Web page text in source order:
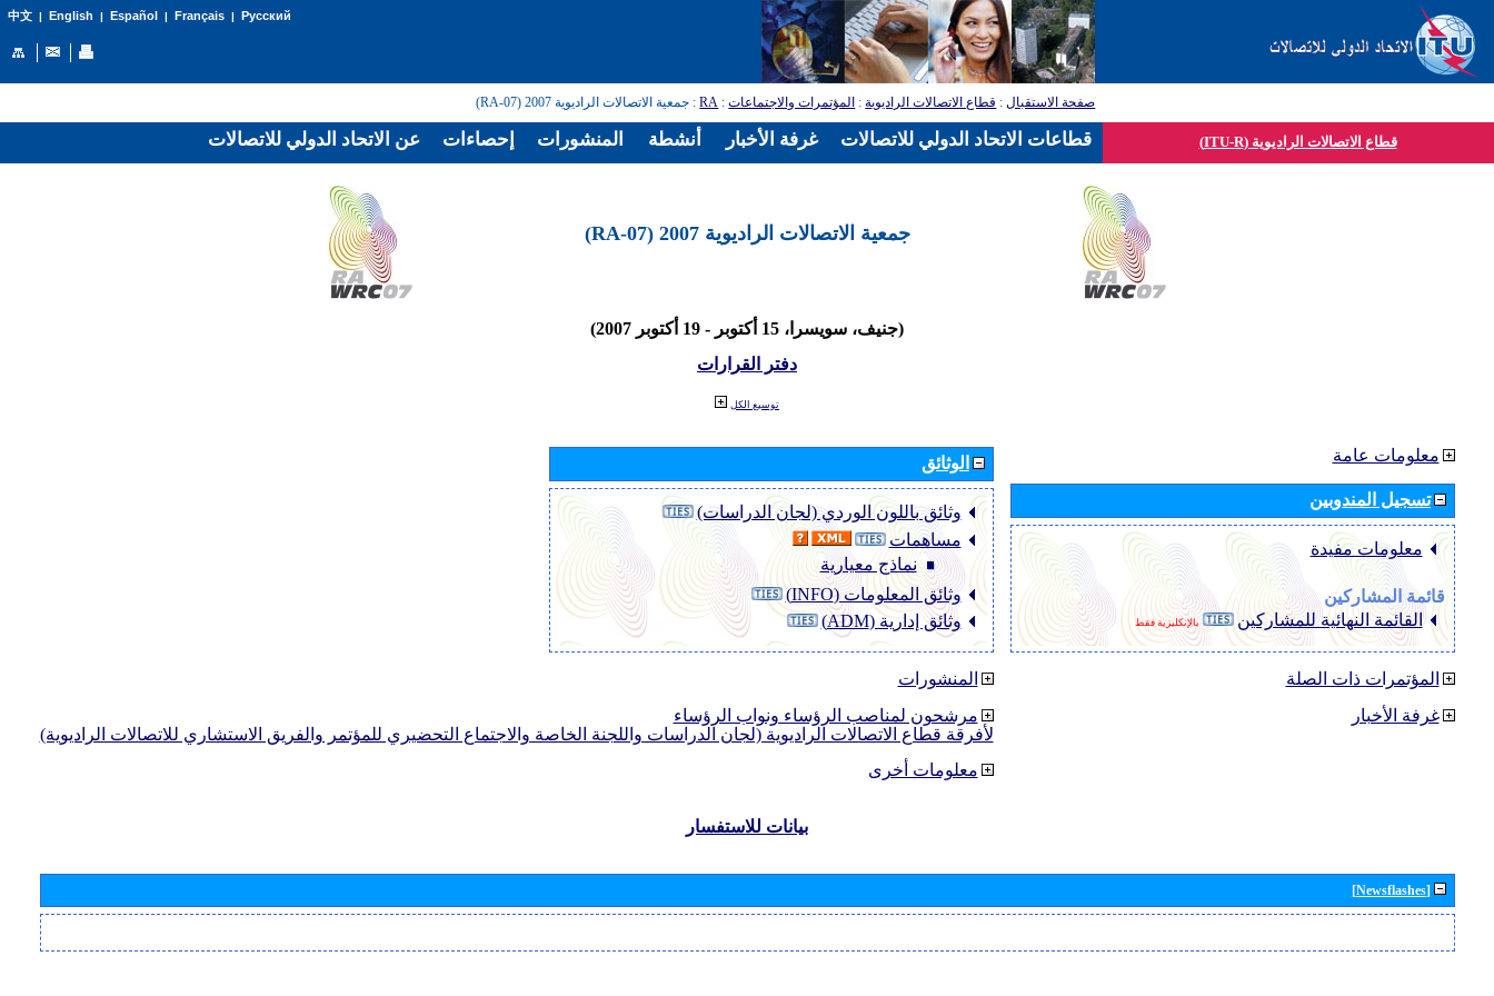
中文| English | Español | Français| Русский
صفحة الاستقبال: قطاع الاتصالات الراديوية: المؤتمرات والاجتماعات:
RA: جمعية الاتصالات الراديوية 2007 (RA-07)
قطاع الاتصالات الراديوية (ITU-R)
جمعية الاتصالات الراديوية 2007 (RA-07)
(جنيف، سويسرا، 15 أكتوبر - 19 أكتوبر 2007)
دفتر القرارات
توسيع الكل
الوثائق
وثائق باللون الوردي (لجان الدراسات)
مساهمات
نماذج معيارية
وثائق المعلومات (INFO)
وثائق إدارية (ADM)
المنشورات
مرشحون لمناصب الرؤساء ونواب الرؤساء
لأفرقة قطاع الاتصالات الراديوية (لجان الدراسات واللجنة الخاصة والاجتماع التحضيري للمؤتمر والفريق الاستشاري للاتصالات الراديوية)
معلومات أخرى
معلومات عامة
تسجيل المندوبين
معلومات مفيدة
قائمة المشاركين
القائمة النهائية للمشاركين
بالإنكليزية فقط
المؤتمرات ذات الصلة
غرفة الأخبار
بيانات للاستفسار
[Newsflashes]
عن الاتحاد الدولي للاتصالات إحصاءات المنشورات أنشطة غرفة الأخبار قطاعات الاتحاد الدولي للاتصالات